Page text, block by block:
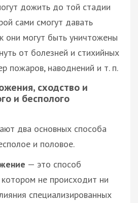
дожить до той стадии
сами смогут давать
они могут быть уничтожены
от болезней и стихийных
пожаров, наводнений и т. п.
сходство и
и бесполого
два основных способа
и половое.
— это способ
не происходит ни
специализированных